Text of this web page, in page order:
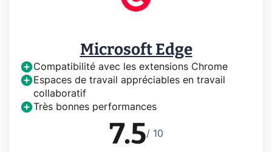
Microsoft Edge
Compatibilité avec les extensions Chrome
Espaces de travail appréciables en travail
collaboratif
Très bonnes performances
7.5/ 10